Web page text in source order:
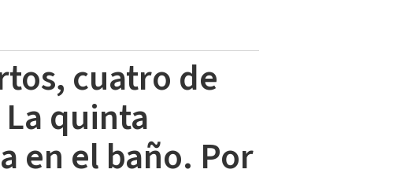
cuatro de
quinta
en el baño. Por